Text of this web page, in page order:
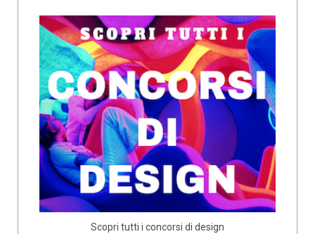
Scopri tutti i concorsi di design